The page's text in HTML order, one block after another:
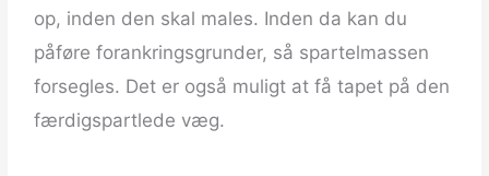
op, inden den skal males. Inden da kan du
påføre forankringsgrunder, så spartelmassen
forsegles. Det er også muligt at få tapet på den
færdigspartlede væg.